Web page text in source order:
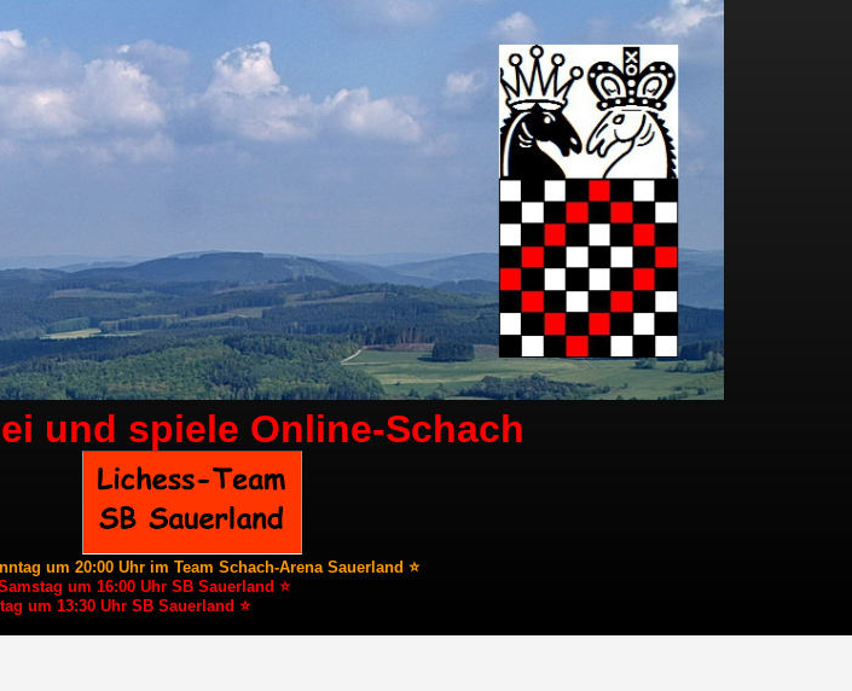
und spiele Online-Schach
um 20:00 Uhr im Team Schach-Arena Sauerland ⭐
um 16:00 Uhr SB Sauerland ⭐
um 13:30 Uhr SB Sauerland ⭐